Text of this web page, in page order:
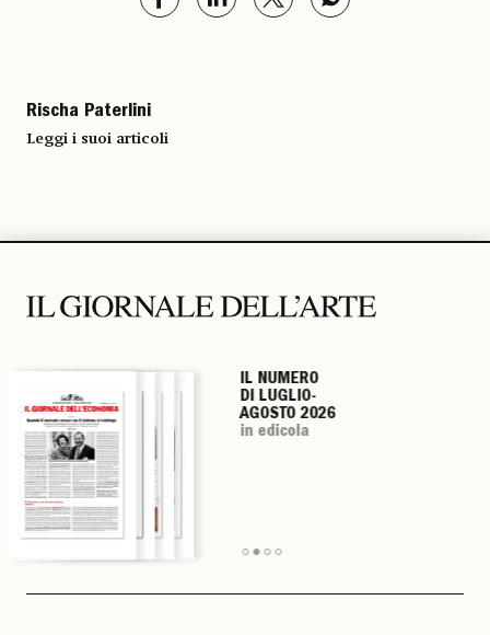
Rischa Paterlini
Leggi i suoi articoli
IL NUMERO
DI LUGLIO-
AGOSTO 2026
in edicola
IL NUMERO
DI LUGLIO-
AGOSTO 2026
in edicola
IL NUMERO
DI LUGLIO-
AGOSTO 2026
in edicola
IL NUMERO
DI LUGLIO-
AGOSTO 2026
in edicola